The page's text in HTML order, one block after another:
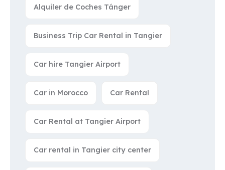
Alquiler de Coches Tánger
Business Trip Car Rental in Tangier
Car hire Tangier Airport
Car in Morocco Car Rental
Car Rental at Tangier Airport
Car rental in Tangier city center